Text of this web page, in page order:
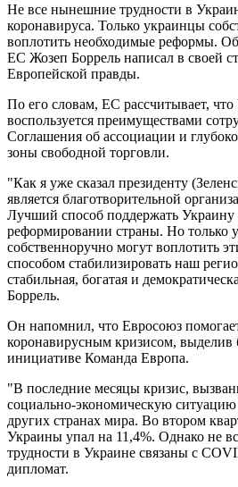
Не все нынешние трудности в
коронавируса. Только украинцы
воплотить необходимые реформы.
ЕС Жозеп Боррель написал в своей
Европейской правды.
По его словам, ЕС рассчитывает,
воспользуется преимуществами
Соглашения об ассоциации и
зоны свободной торговли.
"Как я уже сказал президенту
является благотворительной
Лучший способ поддержать Украину
реформировании страны. Но только
собственноручно могут воплотить
способом стабилизировать наш
стабильная, богатая и
Боррель.
Он напомнил, что Евросоюз
коронавирусным кризисом, выделив
инициативе Команда Европа.
"В последние месяцы кризис,
социально-экономическую
других странах мира. Во втором
Украины упал на 11,4%. Однако не
трудности в Украине связаны с
дипломат.